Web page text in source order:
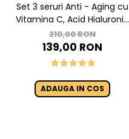
Set 3 seruri Anti - Aging cu
Vitamina C, Acid Hialuronic
si Retinol - Dr. Rashel Facial
Serum pack
210,00 RON
139,00 RON
ADAUGA IN COS